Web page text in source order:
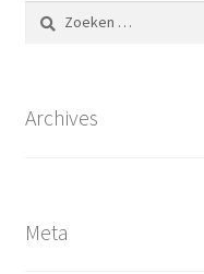
Zoeken
naar:
Archives
Meta